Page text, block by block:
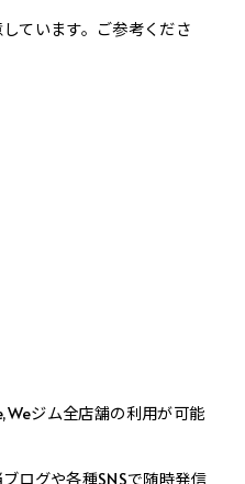
ています。ご参考くださ
ジム全店舗の利用が可能
ログや各種SNSで随時発信